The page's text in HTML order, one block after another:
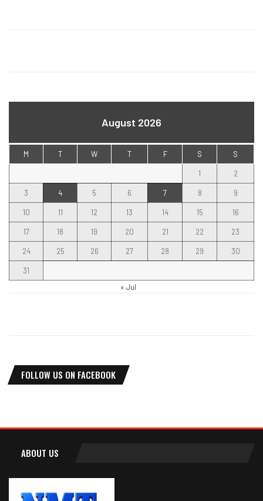
August 2026
M T W T F S S
1 2
3 4 5 6 7 8 9
10 11 12 13 14 15 16
17 18 19 20 21 22 23
24 25 26 27 28 29 30
31
« Jul
FOLLOW US ON FACEBOOK
ABOUT US